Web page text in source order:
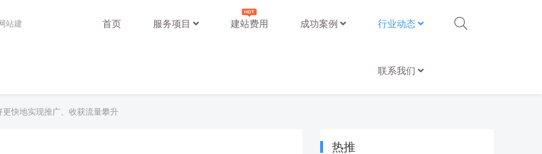
站建 首页 服务项目 建站费用 成功案例 行业动态
联系我们
更快地实现推广、收获流量攀升
热推